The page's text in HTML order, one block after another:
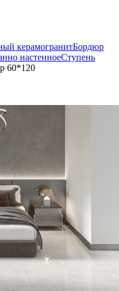
керамогранитБордюр
настенноеСтупень
60*120